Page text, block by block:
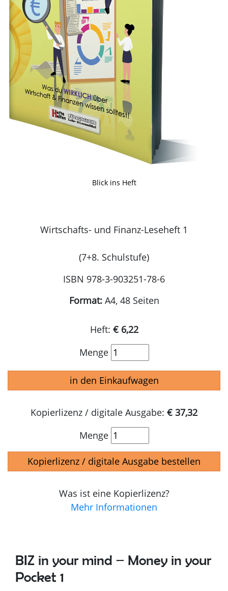
Blick ins Heft
Wirtschafts- und Finanz-Leseheft 1
(7+8. Schulstufe)
ISBN 978-3-903251-78-6
Format:A4, 48 Seiten
Heft: € 6,22
Menge
in den Einkaufwagen
Kopierlizenz / digitale Ausgabe: € 37,32
Menge
Kopierlizenz / digitale Ausgabe bestellen
Was ist eine Kopierlizenz?
Mehr Informationen
BIZ in your mind – Money in your
Pocket 1